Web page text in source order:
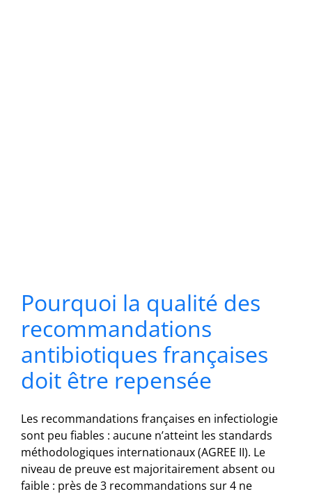
Pourquoi la qualité des
recommandations
antibiotiques françaises
doit être repensée
Les recommandations françaises en infectiologie
sont peu fiables : aucune n’atteint les standards
méthodologiques internationaux (AGREE II). Le
niveau de preuve est majoritairement absent ou
faible : près de 3 recommandations sur 4 ne